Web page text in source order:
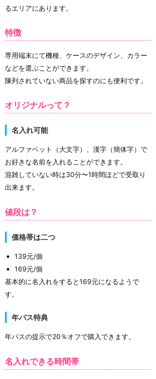
るエリアにあります。
特徴
専用端末にて機種、ケースのデザイン、カラー
などを選ぶことができます。
陳列されていない商品を探すのにも便利です。
オリジナルって？
名入れ可能
アルファベット（大文字）、漢字（簡体字）で
お好きな名前を入れることができます。
混雑していない時は30分〜1時間ほどで受取り
出来ます。
値段は？
価格帯は二つ
139元/個
169元/個
基本的に名入れをすると169元になるようで
す。
年パス特典
年パスの提示で20％オフで購入できます。
名入れできる時間帯